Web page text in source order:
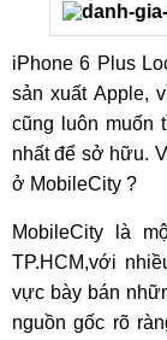
iPhone 6 Plus
sản xuất Apple,
cũng luôn muốn
nhất để sở hữu.
ở MobileCity ?
MobileCity là
TP.HCM,với
vực bày bán
nguồn gốc rõ